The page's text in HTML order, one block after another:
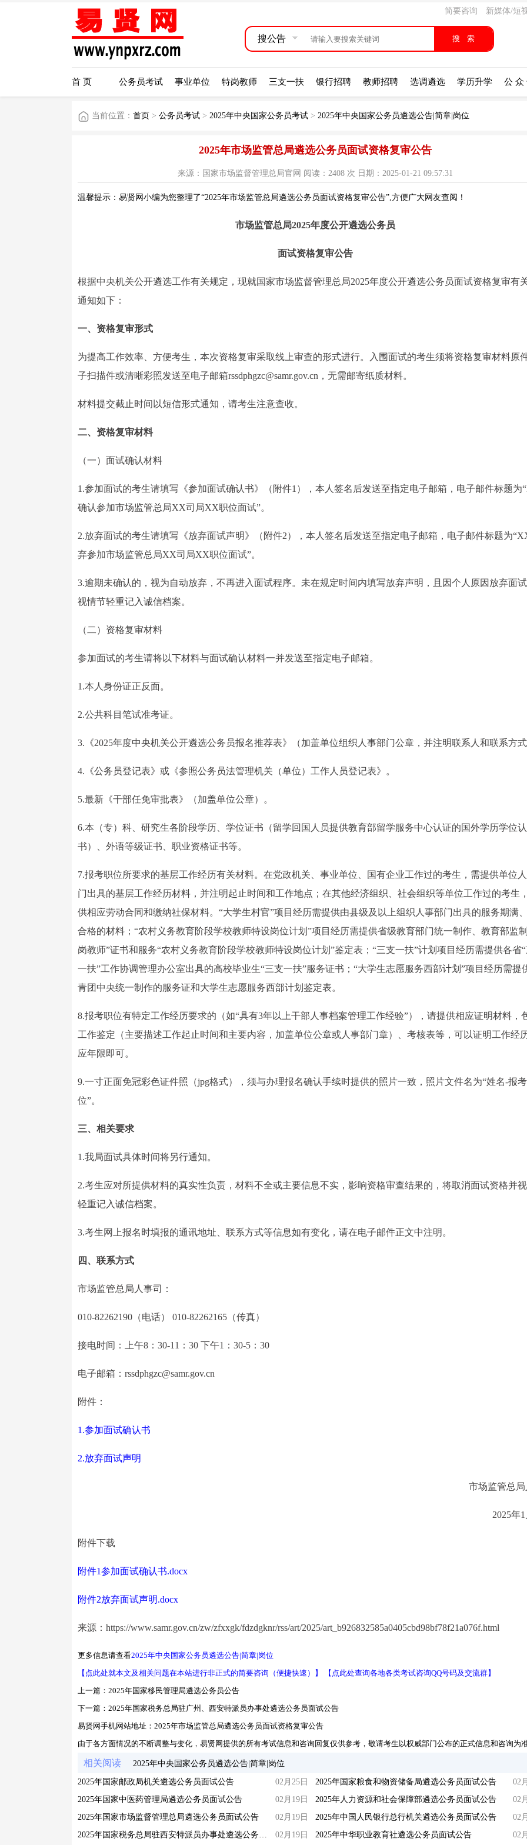
简要咨询 新媒体/短
搜公告
首 页 公务员考试 事业单位 特岗教师 三支一扶 银行招聘 教师招聘 选调遴选 学历升学 公 众
当前位置： 首页 > 公务员考试 > 2025年中央国家公务员考试 > 2025年中央国家公务员遴选公告|简章|岗位
2025年市场监管总局遴选公务员面试资格复审公告
来源：国家市场监督管理总局官网 阅读：2408 次 日期：2025-01-21 09:57:31
温馨提示：易贤网小编为您整理了“2025年市场监管总局遴选公务员面试资格复审公告”,方便广大网友查阅！
市场监管总局2025年度公开遴选公务员
面试资格复审公告
根据中央机关公开遴选工作有关规定，现就国家市场监督管理总局2025年度公开遴选公务员面试资格复审有
通知如下：
一、资格复审形式
为提高工作效率、方便考生，本次资格复审采取线上审查的形式进行。入围面试的考生须将资格复审材料原
子扫描件或清晰彩照发送至电子邮箱rssdphgzc@samr.gov.cn，无需邮寄纸质材料。
材料提交截止时间以短信形式通知，请考生注意查收。
二、资格复审材料
（一）面试确认材料
1.参加面试的考生请填写《参加面试确认书》（附件1），本人签名后发送至指定电子邮箱，电子邮件标题为
确认参加市场监管总局XX司局XX职位面试”。
2.放弃面试的考生请填写《放弃面试声明》（附件2），本人签名后发送至指定电子邮箱，电子邮件标题为
弃参加市场监管总局XX司局XX职位面试”。
3.逾期未确认的，视为自动放弃，不再进入面试程序。未在规定时间内填写放弃声明，且因个人原因放弃面试
视情节轻重记入诚信档案。
（二）资格复审材料
参加面试的考生请将以下材料与面试确认材料一并发送至指定电子邮箱。
1.本人身份证正反面。
2.公共科目笔试准考证。
3.《2025年度中央机关公开遴选公务员报名推荐表》（加盖单位组织人事部门公章，并注明联系人和联系方式
4.《公务员登记表》或《参照公务员法管理机关（单位）工作人员登记表》。
5.最新《干部任免审批表》（加盖单位公章）。
6.本（专）科、研究生各阶段学历、学位证书（留学回国人员提供教育部留学服务中心认证的国外学历学位
书）、外语等级证书、职业资格证书等。
7.报考职位所要求的基层工作经历有关材料。在党政机关、事业单位、国有企业工作过的考生，需提供单位
门出具的基层工作经历材料，并注明起止时间和工作地点；在其他经济组织、社会组织等单位工作过的考生
供相应劳动合同和缴纳社保材料。“大学生村官”项目经历需提供由县级及以上组织人事部门出具的服务期满
合格的材料；“农村义务教育阶段学校教师特设岗位计划”项目经历需提供省级教育部门统一制作、教育部监
岗教师”证书和服务“农村义务教育阶段学校教师特设岗位计划”鉴定表；“三支一扶”计划项目经历需提供各省
一扶”工作协调管理办公室出具的高校毕业生“三支一扶”服务证书；“大学生志愿服务西部计划”项目经历需提
青团中央统一制作的服务证和大学生志愿服务西部计划鉴定表。
8.报考职位有特定工作经历要求的（如“具有3年以上干部人事档案管理工作经验”），请提供相应证明材料，
工作鉴定（主要描述工作起止时间和主要内容，加盖单位公章或人事部门章）、考核表等，可以证明工作经
应年限即可。
9.一寸正面免冠彩色证件照（jpg格式），须与办理报名确认手续时提供的照片一致，照片文件名为“姓名-报
位”。
三、相关要求
1.我局面试具体时间将另行通知。
2.考生应对所提供材料的真实性负责，材料不全或主要信息不实，影响资格审查结果的，将取消面试资格并
轻重记入诚信档案。
3.考生网上报名时填报的通讯地址、联系方式等信息如有变化，请在电子邮件正文中注明。
四、联系方式
市场监管总局人事司：
010-82262190（电话） 010-82262165（传真）
接电时间：上午8：30-11：30 下午1：30-5：30
电子邮箱：rssdphgzc@samr.gov.cn
附件：
1.参加面试确认书
2.放弃面试声明
市场监管总局
2025年1
附件下载
附件1参加面试确认书.docx
附件2放弃面试声明.docx
来源：https://www.samr.gov.cn/zw/zfxxgk/fdzdgknr/rss/art/2025/art_b926832585a0405cbd98bf78f21a076f.html
更多信息请查看2025年中央国家公务员遴选公告|简章|岗位
【点此处就本文及相关问题在本站进行非正式的简要咨询（便捷快速）】
【点此处查询各地各类考试咨询QQ号码及交流群】
上一篇： 2025年国家移民管理局遴选公务员公告
下一篇： 2025年国家税务总局驻广州、西安特派员办事处遴选公务员面试公告
易贤网手机网站地址： 2025年市场监管总局遴选公务员面试资格复审公告
由于各方面情况的不断调整与变化，易贤网提供的所有考试信息和咨询回复仅供参考，敬请考生以权威部门公布的正式信息和咨询为
相关阅读 2025年中央国家公务员遴选公告|简章|岗位
2025年国家邮政局机关遴选公务员面试公告 02月25日 2025年国家粮食和物资储备局遴选公务员面试公告
02
2025年国家中医药管理局遴选公务员面试公告
02月19日 2025年人力资源和社会保障部遴选公务员面试公告
02
2025年国家市场监督管理总局遴选公务员面试公告
02月19日 2025年中国人民银行总行机关遴选公务员面试公告
02
2025年国家税务总局驻西安特派员办事处遴选公务员递补面试公告
02月19日 2025年中华职业教育社遴选公务员面试公告 02